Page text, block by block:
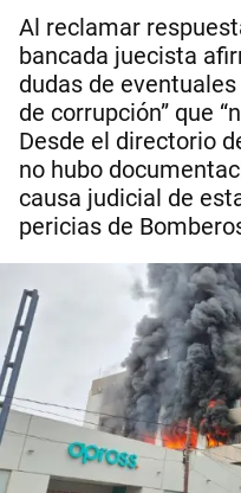
Al reclamar
bancada juecista
dudas de
de corrupción” que
Desde el directorio
no hubo
causa judicial de
pericias de